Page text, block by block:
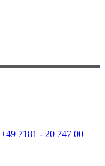
+49 7181 - 20 747 00